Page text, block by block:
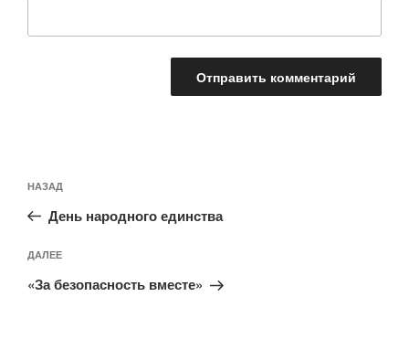
по
записям
Предыдущая
запись:
НАЗАД
День народного единства
Следующая
запись
ДАЛЕЕ
«За безопасность вместе»